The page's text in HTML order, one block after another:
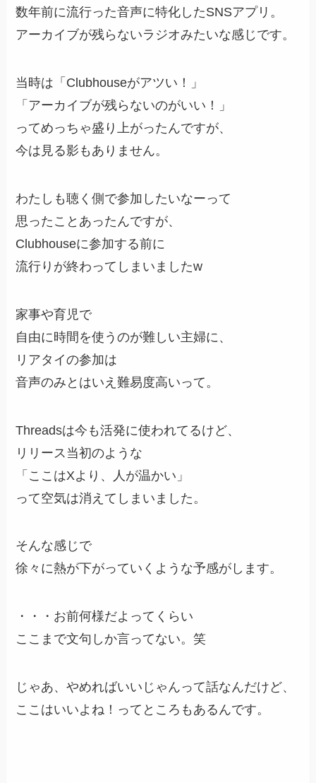
数年前に流行った音声に特化したSNSアプリ。
アーカイブが残らないラジオみたいな感じです。
当時は「Clubhouseがアツい！」
「アーカイブが残らないのがいい！」
ってめっちゃ盛り上がったんですが、
今は見る影もありません。
わたしも聴く側で参加したいなーって
思ったことあったんですが、
Clubhouseに参加する前に
流行りが終わってしまいましたw
家事や育児で
自由に時間を使うのが難しい主婦に、
リアタイの参加は
音声のみとはいえ難易度高いって。
Threadsは今も活発に使われてるけど、
リリース当初のような
「ここはXより、人が温かい」
って空気は消えてしまいました。
そんな感じで
徐々に熱が下がっていくような予感がします。
・・・お前何様だよってくらい
ここまで文句しか言ってない。笑
じゃあ、やめればいいじゃんって話なんだけど、
ここはいいよね！ってところもあるんです。